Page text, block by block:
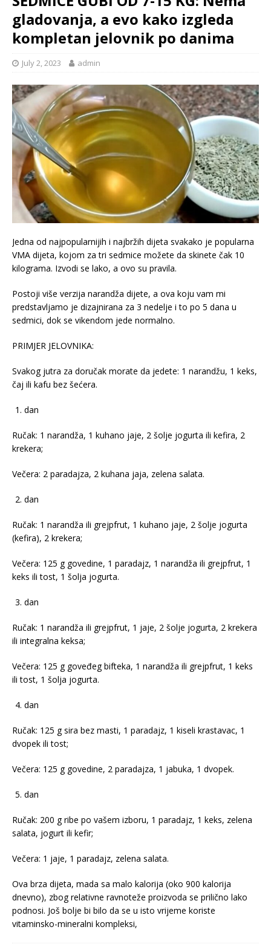
gladovanja, a evo kako izgleda
kompletan jelovnik po danima
July 2, 2023 admin
Jedna od najpopularnijih i najbržih dijeta svakako je popularna
VMA dijeta, kojom za tri sedmice možete da skinete čak 10
kilograma. Izvodi se lako, a ovo su pravila.
Postoji više verzija narandža dijete, a ova koju vam mi
predstavljamo je dizajnirana za 3 nedelje i to po 5 dana u
sedmici, dok se vikendom jede normalno.
PRIMJER JELOVNIKA:
Svakog jutra za doručak morate da jedete: 1 narandžu, 1 keks,
čaj ili kafu bez šećera.
dan
Ručak: 1 narandža, 1 kuhano jaje, 2 šolje jogurta ili kefira, 2
krekera;
Večera: 2 paradajza, 2 kuhana jaja, zelena salata.
dan
Ručak: 1 narandža ili grejpfrut, 1 kuhano jaje, 2 šolje jogurta
(kefira), 2 krekera;
Večera: 125 g govedine, 1 paradajz, 1 narandža ili grejpfrut, 1
keks ili tost, 1 šolja jogurta.
dan
Ručak: 1 narandža ili grejpfrut, 1 jaje, 2 šolje jogurta, 2 krekera
ili integralna keksa;
Večera: 125 g goveđeg bifteka, 1 narandža ili grejpfrut, 1 keks
ili tost, 1 šolja jogurta.
dan
Ručak: 125 g sira bez masti, 1 paradajz, 1 kiseli krastavac, 1
dvopek ili tost;
Večera: 125 g govedine, 2 paradajza, 1 jabuka, 1 dvopek.
dan
Ručak: 200 g ribe po vašem izboru, 1 paradajz, 1 keks, zelena
salata, jogurt ili kefir;
Večera: 1 jaje, 1 paradajz, zelena salata.
Ova brza dijeta, mada sa malo kalorija (oko 900 kalorija
dnevno), zbog relativne ravnoteže proizvoda se prilično lako
podnosi. Još bolje bi bilo da se u isto vrijeme koriste
vitaminsko-mineralni kompleksi,